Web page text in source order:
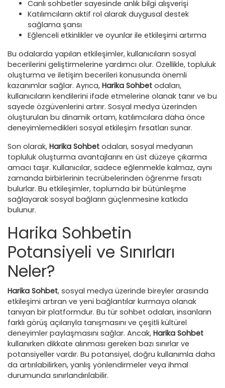
Canlı sohbetler sayesinde anlık bilgi alışverişi
Katılımcıların aktif rol alarak duygusal destek
sağlama şansı
Eğlenceli etkinlikler ve oyunlar ile etkileşimi artırma
Bu odalarda yapılan etkileşimler, kullanıcıların sosyal
becerilerini geliştirmelerine yardımcı olur. Özellikle, topluluk
oluşturma ve iletişim becerileri konusunda önemli
kazanımlar sağlar. Ayrıca, Harika Sohbet odaları,
kullanıcıların kendilerini ifade etmelerine olanak tanır ve bu
sayede özgüvenlerini artırır. Sosyal medya üzerinden
oluşturulan bu dinamik ortam, katılımcılara daha önce
deneyimlemedikleri sosyal etkileşim fırsatları sunar.
Son olarak, Harika Sohbet odaları, sosyal medyanın
topluluk oluşturma avantajlarını en üst düzeye çıkarma
amacı taşır. Kullanıcılar, sadece eğlenmekle kalmaz, aynı
zamanda birbirlerinin tecrübelerinden öğrenme fırsatı
bulurlar. Bu etkileşimler, toplumda bir bütünleşme
sağlayarak sosyal bağların güçlenmesine katkıda
bulunur.
Harika Sohbetin
Potansiyeli ve Sınırları
Neler?
Harika Sohbet, sosyal medya üzerinde bireyler arasında
etkileşimi artıran ve yeni bağlantılar kurmaya olanak
tanıyan bir platformdur. Bu tür sohbet odaları, insanların
farklı görüş açılarıyla tanışmasını ve çeşitli kültürel
deneyimler paylaşmasını sağlar. Ancak, Harika Sohbet
kullanırken dikkate alınması gereken bazı sınırlar ve
potansiyeller vardır. Bu potansiyel, doğru kullanımla daha
da artırılabilirken, yanlış yönlendirmeler veya ihmal
durumunda sınırlandırılabilir.